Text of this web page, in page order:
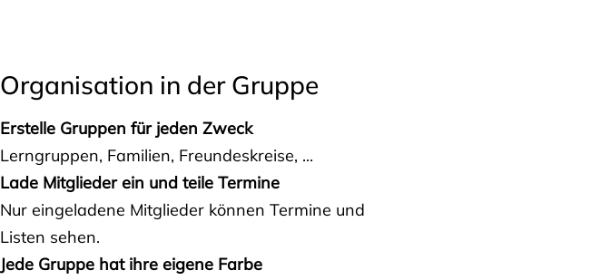
Organisation in der Gruppe
Erstelle Gruppen für jeden Zweck
Lerngruppen, Familien, Freundeskreise, ...
Lade Mitglieder ein und teile Termine
Nur eingeladene Mitglieder können Termine und
Listen sehen.
Jede Gruppe hat ihre eigene Farbe